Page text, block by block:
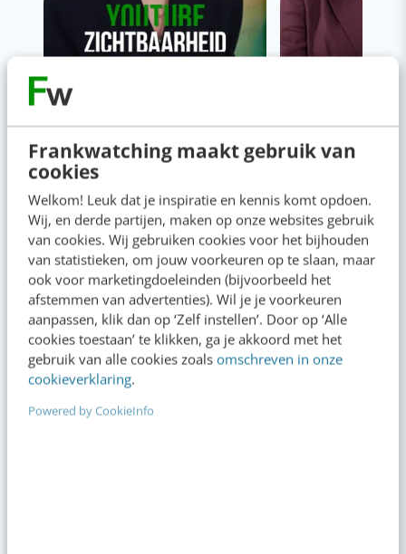
Frankwatching maakt gebruik van
cookies
Welkom! Leuk dat je inspiratie en kennis komt opdoen.
Wij, en derde partijen, maken op onze websites gebruik
van cookies. Wij gebruiken cookies voor het bijhouden
van statistieken, om jouw voorkeuren op te slaan, maar
ook voor marketingdoeleinden (bijvoorbeeld het
afstemmen van advertenties). Wil je je voorkeuren
aanpassen, klik dan op ‘Zelf instellen’. Door op ‘Alle
cookies toestaan’ te klikken, ga je akkoord met het
gebruik van alle cookies zoals omschreven in onze
cookieverklaring.
Powered by CookieInfo
Deze nieuwe YouTube-functies
zijn interessant voor
zichtbaarheid & groei
Social media
Op zoek naar nog meer